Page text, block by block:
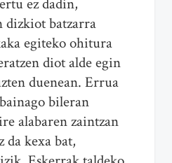
ez dadin,
dizkiot batzarra
egiteko ohitura
diot alde egin
duenean. Errua
bileran
alabaren zaintzan
da kexa bat,